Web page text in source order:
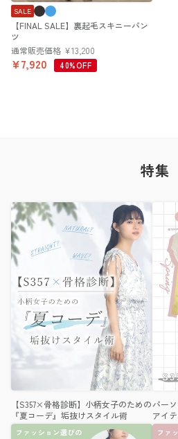
【FINAL SALE】裏起毛スキニーパン
ツ
SALE
通常販売価格 ¥13,200
¥7,920 40%OFF
特集
【S357×骨格診断】小柄女子のための
『夏コーデ』垢抜けスタイル術
パー
アイ